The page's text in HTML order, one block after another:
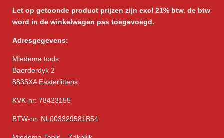
Let op getoonde product prijzen zijn excl 21% btw. de btw
word in de winkelwagen pas toegevoegd.
Adresgegevens:
Miedema tools
Baerderdyk 2
8835XA Easterlittens
KVK-nr: 78423155
BTW-nr: NL003329581B54